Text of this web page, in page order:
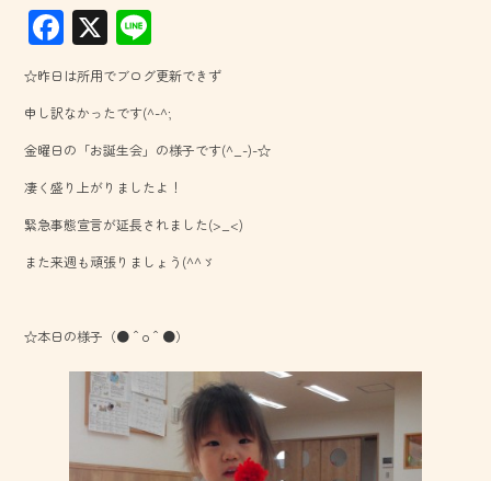
F
ac
e
b
o
ok
X
ne
☆昨日は所用でブログ更新できず
申し訳なかったです(^-^;
金曜日の「お誕生会」の様子です(^_-)-☆
凄く盛り上がりましたよ！
緊急事態宣言が延長されました(>_<)
また来週も頑張りましょう(^^ゞ
☆本日の様子（●＾o＾●）